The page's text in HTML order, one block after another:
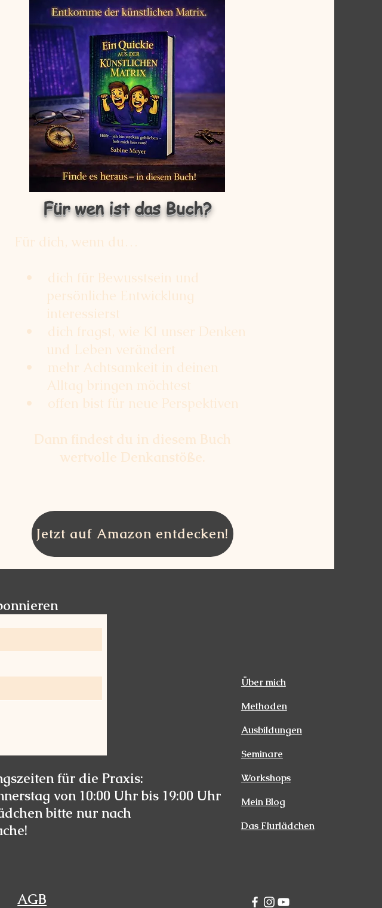
Für wen ist das Buch?
Für dich, wenn du…
• dich für Bewusstsein und
persönliche Entwicklung
interessierst
• dich fragst, wie KI unser Denken
und Leben verändert
• mehr Achtsamkeit in deinen
Alltag bringen möchtest
• offen bist für neue Perspektiven
Dann findest du in diesem Buch
wertvolle Denkanstöße.
Jetzt auf Amazon entdecken!
für die Praxis:
von 10:00 Uhr bis 19:00 Uhr
bitte nur nach
AGB
Über mich
Methoden
Ausbildungen
Seminare
Workshops
Mein Blog
Das Flurlädchen